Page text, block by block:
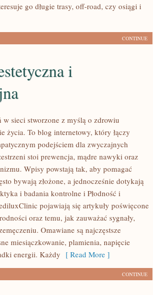
go długie trasy, off-road, czy osiągi i
CONTINUE
i
sieci stworzone z myślą o zdrowiu
życia. To blog internetowy, który łączy
podejściem dla zwyczajnych
stoi prewencja, mądre nawyki oraz
Wpisy powstają tak, aby pomagać
bywają złożone, a jednocześnie dotykają
i badania kontrolne i Płodność i
pojawiają się artykuły poświęcone
oraz temu, jak zauważać sygnały,
Omawiane są najczęstsze
miesiączkowanie, plamienia, napięcie
energii. Każdy [ Read More ]
CONTINUE